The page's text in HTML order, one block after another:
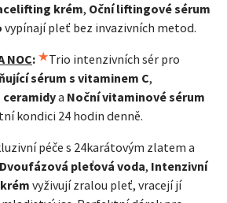
krém, Oční liftingové sérum
vypínají pleť bez invazivních metod.
NOC:
Trio intenzivních sér pro
sérum s vitaminem C,
ceramidya Noční vitaminové sérum
kondici 24 hodin denně.
péče s 24karátovým zlatem a
Dvoufázová pleťová voda, Intenzivní
vyživují zralou pleť, vracejí jí